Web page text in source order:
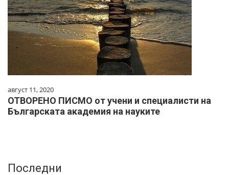
август 11, 2020
ОТВОРЕНО ПИСМО от учени и специалисти на
Българската академия на науките
Последни